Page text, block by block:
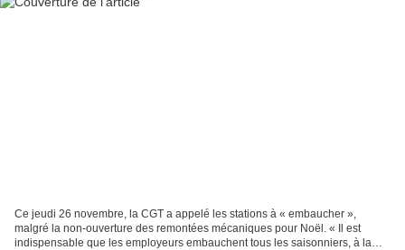
Ce jeudi 26 novembre, la CGT a appelé les stations à « embaucher »,
malgré la non-ouverture des remontées mécaniques pour Noël. « Il est
indispensable que les employeurs embauchent tous les saisonniers, à la